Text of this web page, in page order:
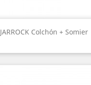
JARROCK Colchón + Somier